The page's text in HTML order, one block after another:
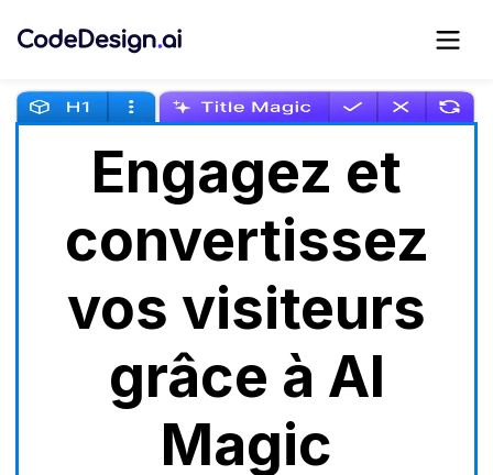
Engagez et
convertissez
vos visiteurs
grâce à AI
Magic